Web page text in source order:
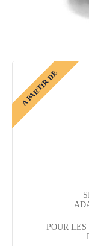
POUR LES